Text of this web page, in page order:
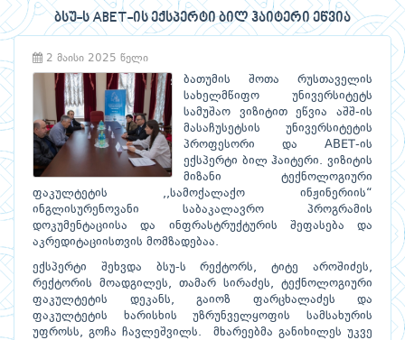
ბსუ-ს ABET-ის ექსპერტი ბილ ჰაიტერი ეწვია
2 მაისი 2025 წელი
ბათუმის შოთა რუსთაველის
სახელმწიფო უნივერსიტეტს
სამუშაო ვიზიტით ეწვია აშშ-ის
მასაჩუსეტსის უნივერსიტეტის
პროფესორი და ABET-ის
ექსპერტი ბილ ჰაიტერი. ვიზიტის
მიზანი ტექნოლოგიური
ფაკულტეტის ,,სამოქალაქო ინჟინერიის“
ინგლისურენოვანი საბაკალავრო პროგრამის
დოკუმენტაციისა და ინფრასტრუქტურის შეფასება და
აკრედიტაციისთვის მომზადებაა.
ექსპერტი შეხვდა ბსუ-ს რექტორს, ტიტე აროშიძეს,
რექტორის მოადგილეს, თამარ სირაძეს, ტექნოლოგიური
ფაკულტეტის დეკანს, გაიოზ ფარცხალაძეს და
ფაკულტეტის ხარისხის უზრუნველყოფის სამსახურის
უფროსს, გოჩა ჩავლეშვილს. მხარეებმა განიხილეს უკვე